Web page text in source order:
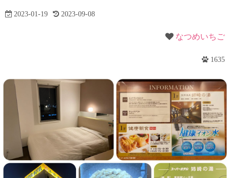
2023-01-19 2023-09-08
なつめいちご
1635